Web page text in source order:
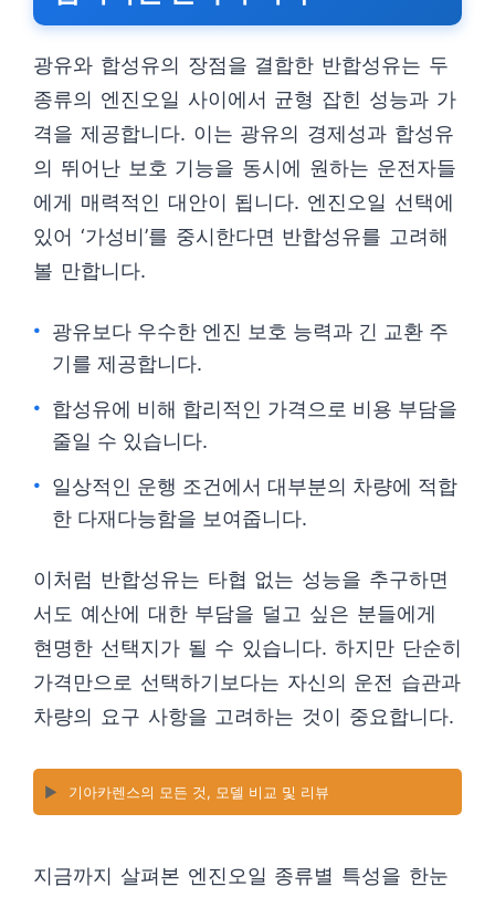
광유와 합성유의 장점을 결합한 반합성유는 두
종류의 엔진오일 사이에서 균형 잡힌 성능과 가
격을 제공합니다. 이는 광유의 경제성과 합성유
의 뛰어난 보호 기능을 동시에 원하는 운전자들
에게 매력적인 대안이 됩니다. 엔진오일 선택에
있어 ‘가성비’를 중시한다면 반합성유를 고려해
볼 만합니다.
광유보다 우수한 엔진 보호 능력과 긴 교환 주
기를 제공합니다.
합성유에 비해 합리적인 가격으로 비용 부담을
줄일 수 있습니다.
일상적인 운행 조건에서 대부분의 차량에 적합
한 다재다능함을 보여줍니다.
이처럼 반합성유는 타협 없는 성능을 추구하면
서도 예산에 대한 부담을 덜고 싶은 분들에게
현명한 선택지가 될 수 있습니다. 하지만 단순히
가격만으로 선택하기보다는 자신의 운전 습관과
차량의 요구 사항을 고려하는 것이 중요합니다.
▶️ 기아카렌스의 모든 것, 모델 비교 및 리뷰
지금까지 살펴본 엔진오일 종류별 특성을 한눈